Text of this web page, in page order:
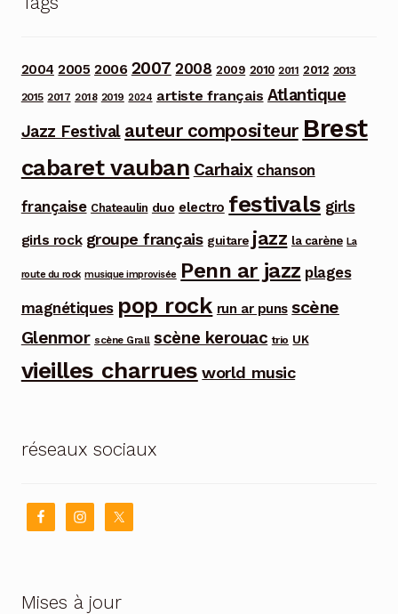
2004 2005 2006 2007 2008 2009 2010 2011 2012 2013
2015 2017 2018 2019 2024 artiste français Atlantique
Jazz Festival auteur compositeur Brest
cabaret vauban Carhaix chanson
française Chateaulin duo electro festivals girls
girls rock groupe français guitare jazz la carène La
route du rock musique improvisée Penn ar jazz plages
magnétiques pop rock run ar puns scène
Glenmor scène Grall scène kerouac trio UK
vieilles charrues world music
réseaux sociaux
Mises à jour